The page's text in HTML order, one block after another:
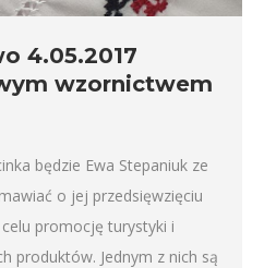
4.05.2017
wzornictwem
będzie Ewa Stepaniuk ze
o jej przedsięwzięciu
promocję turystyki i
produktów. Jednym z nich są